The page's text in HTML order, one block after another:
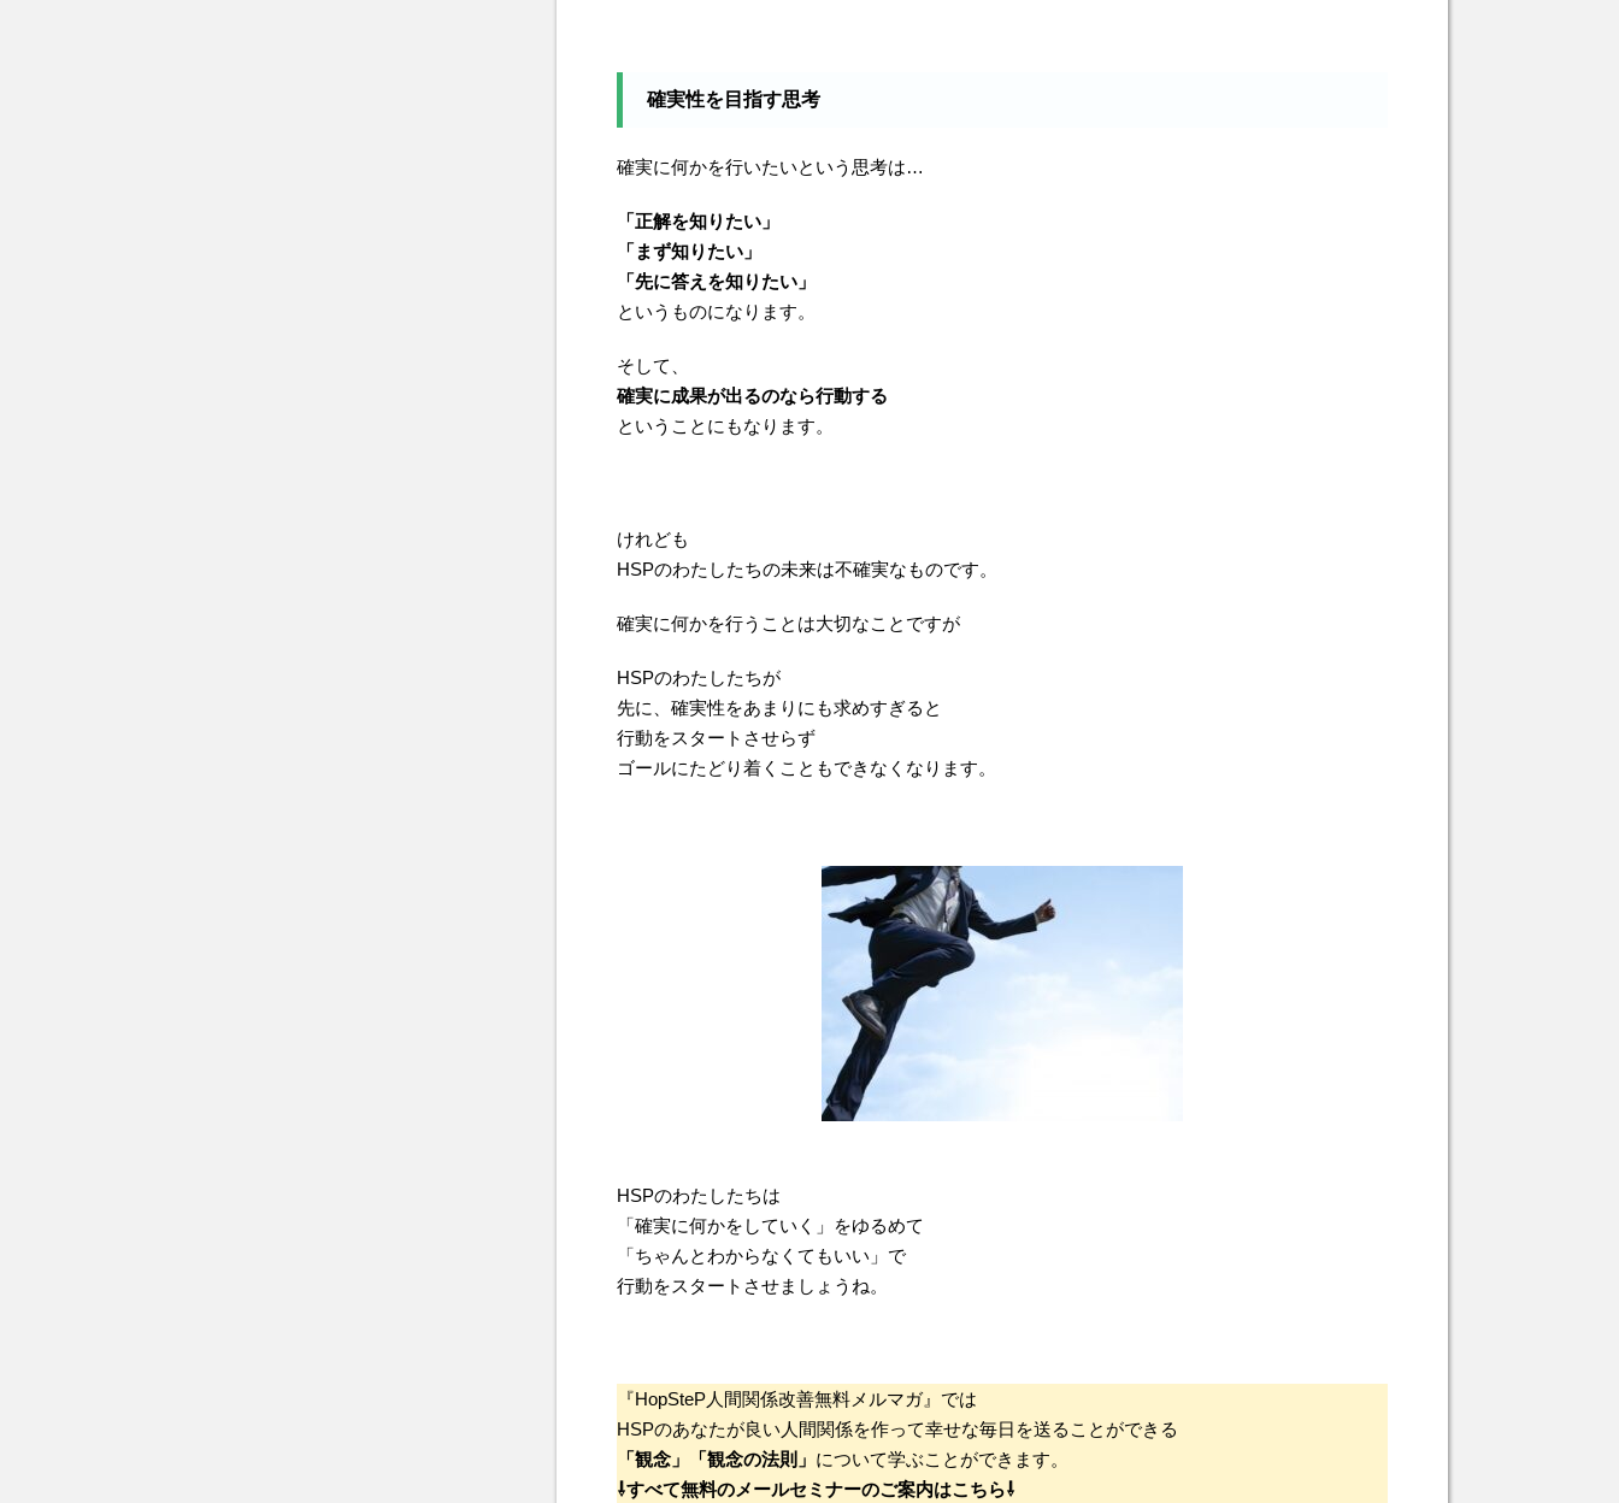
確実性を目指す思考
確実に何かを行いたいという思考は…
「正解を知りたい」
「まず知りたい」
「先に答えを知りたい」
というものになります。
そして、
確実に成果が出るのなら行動する
ということにもなります。
けれども
HSPのわたしたちの未来は不確実なものです。
確実に何かを行うことは大切なことですが
HSPのわたしたちが
先に、確実性をあまりにも求めすぎると
行動をスタートさせらず
ゴールにたどり着くこともできなくなります。
HSPのわたしたちは
「確実に何かをしていく」をゆるめて
「ちゃんとわからなくてもいい」で
行動をスタートさせましょうね。
『HopSteP人間関係改善無料メルマガ』では
HSPのあなたが良い人間関係を作って幸せな毎日を送ることができる
「観念」「観念の法則」 について学ぶことができます。
⇩すべて無料のメールセミナーのご案内はこちら⇩